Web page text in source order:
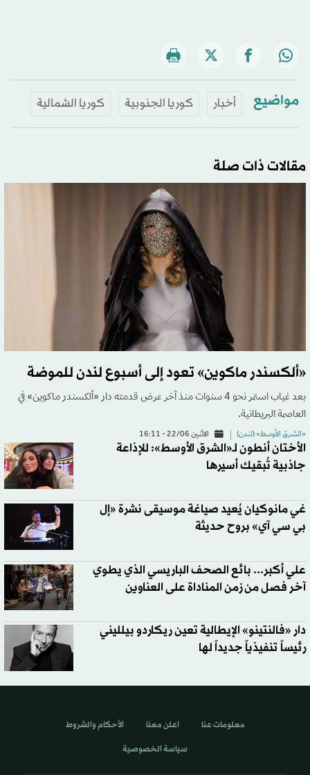
مواضيع أخبار كوريا الجنوبية كوريا الشمالية
مقالات ذات صلة
«ألكسندر ماكوين» تعود إلى أسبوع لندن للموضة
بعد غياب استمر نحو 4 سنوات منذ آخر عرض قدمته دار «ألكسندر ماكوين» في
العاصمة البريطانية.
«الشرق الأوسط» (لندن) الاثنين 22/06 - 16:11
الأختان أنطون لـ«الشرق الأوسط»: للإذاعة
جاذبية تُبقيك أسيرها
غي مانوكيان يُعيد صياغة موسيقى نشرة «إل
بي سي آي» بروح حديثة
علي أكبر... بائع الصحف الباريسي الذي يطوي
آخر فصل من زمن المناداة على العناوين
دار «فالنتينو» الإيطالية تعين ريكاردو بيلليني
رئيساً تنفيذياً جديداً لها
معلومات عنا اعلن معنا الأحكام والشروط
سياسة الخصوصية